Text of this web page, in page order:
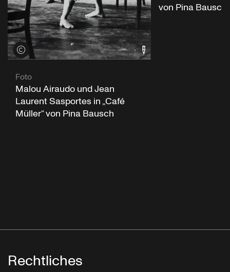
Credits öffnen
Foto
Malou Airaudo und Jean
Laurent Sasportes in „Café
Müller“ von Pina Bausch
von Pina Bausch
Rechtliches